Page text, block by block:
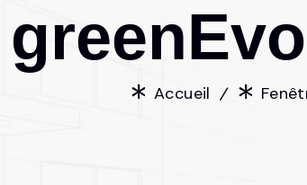
greenEvo
Accueil